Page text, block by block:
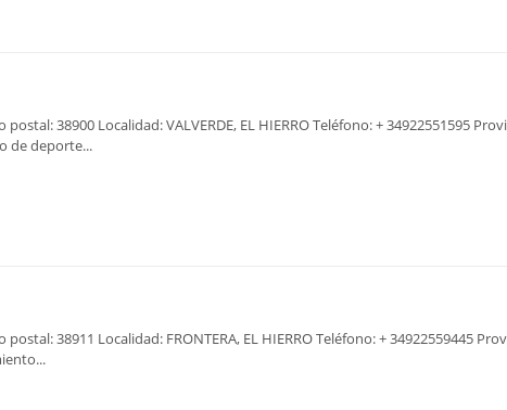
38900 Localidad: VALVERDE, EL HIERRO Teléfono: + 34922551595
de deporte...
38911 Localidad: FRONTERA, EL HIERRO Teléfono: + 34922559445